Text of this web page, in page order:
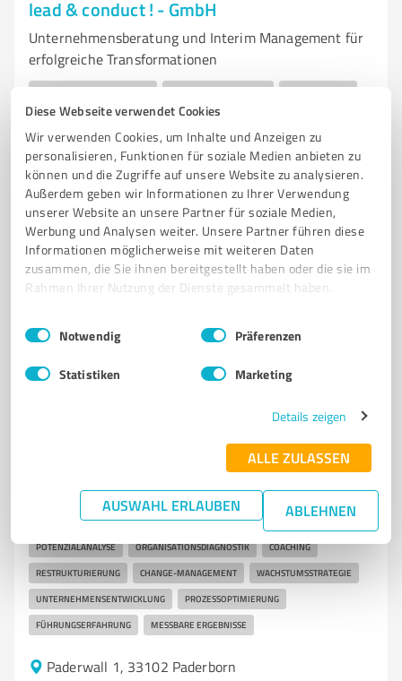
Diese Webseite verwendet Cookies
Wir verwenden Cookies, um Inhalte und Anzeigen zu
personalisieren, Funktionen für soziale Medien anbieten zu
können und die Zugriffe auf unsere Website zu analysieren.
Außerdem geben wir Informationen zu Ihrer Verwendung
unserer Website an unsere Partner für soziale Medien,
Werbung und Analysen weiter. Unsere Partner führen diese
Informationen möglicherweise mit weiteren Daten
zusammen, die Sie ihnen bereitgestellt haben oder die sie im
Rahmen Ihrer Nutzung der Dienste gesammelt haben.
Impressum Datenschutzbestimmungen
Einwilligungsauswahl
Notwendig Präferenzen
Statistiken Marketing
Details zeigen
ALLE ZULASSEN
AUSWAHL ERLAUBEN ABLEHNEN
lead & conduct ! - GmbH
Unternehmensberatung und Interim Management für
erfolgreiche Transformationen
UNTERNEHMENSBERATUNG INTERIM MANAGEMENT HR CONSULTING
DIGITALE TRANSFORMATION CHANGE MANAGEMENT
FÜHRUNGSKRÄFTE COACHING TALENTENTWICKLUNG
MITARBEITERZUFRIEDENHEIT ORGANISATIONSENTWICKLUNG
PROJEKTMANAGEMENT TRANSFORMATION HÖVELHOF
Jägerstraße 22b, 33161 Hövelhof
office@lead-conduct.de lead-conduct.de/
4 Bewertungen (1 Quelle)
Unternehmensberatung für nachhaltige Lösungen und
effektives Change-Management
UNTERNEHMENSBERATUNG INTERIM-MANAGEMENT
POTENZIALANALYSE ORGANISATIONSDIAGNOSTIK COACHING
RESTRUKTURIERUNG CHANGE-MANAGEMENT WACHSTUMSSTRATEGIE
UNTERNEHMENSENTWICKLUNG PROZESSOPTIMIERUNG
FÜHRUNGSERFAHRUNG MESSBARE ERGEBNISSE
Paderwall 1, 33102 Paderborn